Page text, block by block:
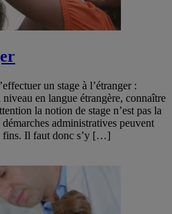
un stage à l’étranger :
en langue étrangère, connaître
la notion de stage n’est pas la
administratives peuvent
fins. Il faut donc s’y […]